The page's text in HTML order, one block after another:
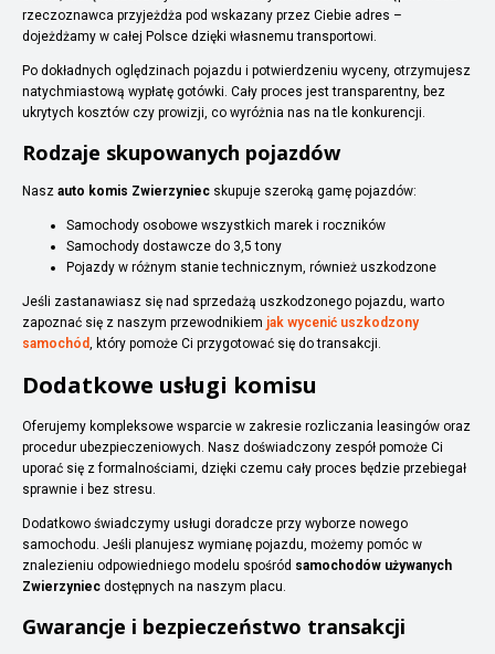
rzeczoznawca przyjeżdża pod wskazany przez Ciebie adres –
dojeżdżamy w całej Polsce dzięki własnemu transportowi.
Po dokładnych oględzinach pojazdu i potwierdzeniu wyceny, otrzymujesz
natychmiastową wypłatę gotówki. Cały proces jest transparentny, bez
ukrytych kosztów czy prowizji, co wyróżnia nas na tle konkurencji.
Rodzaje skupowanych pojazdów
Nasz auto komis Zwierzyniec skupuje szeroką gamę pojazdów:
Samochody osobowe wszystkich marek i roczników
Samochody dostawcze do 3,5 tony
Pojazdy w różnym stanie technicznym, również uszkodzone
Jeśli zastanawiasz się nad sprzedażą uszkodzonego pojazdu, warto
zapoznać się z naszym przewodnikiem jak wycenić uszkodzony
samochód, który pomoże Ci przygotować się do transakcji.
Dodatkowe usługi komisu
Oferujemy kompleksowe wsparcie w zakresie rozliczania leasingów oraz
procedur ubezpieczeniowych. Nasz doświadczony zespół pomoże Ci
uporać się z formalnościami, dzięki czemu cały proces będzie przebiegał
sprawnie i bez stresu.
Dodatkowo świadczymy usługi doradcze przy wyborze nowego
samochodu. Jeśli planujesz wymianę pojazdu, możemy pomóc w
znalezieniu odpowiedniego modelu spośród samochodów używanych
Zwierzyniec dostępnych na naszym placu.
Gwarancje i bezpieczeństwo transakcji